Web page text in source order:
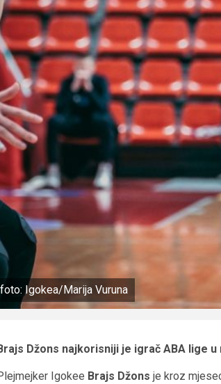
foto: Igokea/Marija Vuruna
Džons najkorisniji je igrač ABA lige u
Igokee Brajs Džons je kroz